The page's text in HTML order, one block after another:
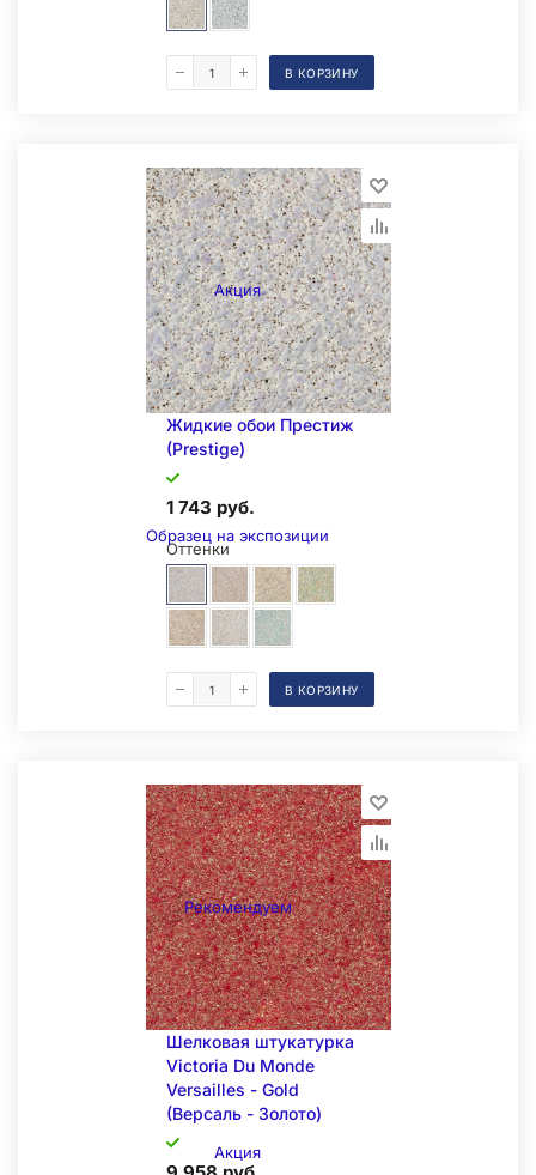
Складская позиция
В КОРЗИНУ
Акция
Образец на экспозиции
Складская позиция
Жидкие обои Престиж
(Prestige)
1 743 руб.
Оттенки
В КОРЗИНУ
Рекомендуем
Акция
Шелковая штукатурка
Victoria Du Monde
Versailles - Gold
(Версаль - Золото)